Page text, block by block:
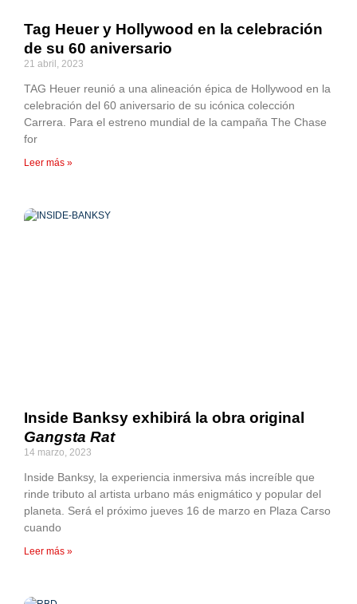
Tag Heuer y Hollywood en la celebración
de su 60 aniversario
21 abril, 2023
TAG Heuer reunió a una alineación épica de Hollywood en la
celebración del 60 aniversario de su icónica colección
Carrera. Para el estreno mundial de la campaña The Chase
for
Leer más »
Inside Banksy exhibirá la obra original
Gangsta Rat
14 marzo, 2023
Inside Banksy, la experiencia inmersiva más increíble que
rinde tributo al artista urbano más enigmático y popular del
planeta. Será el próximo jueves 16 de marzo en Plaza Carso
cuando
Leer más »